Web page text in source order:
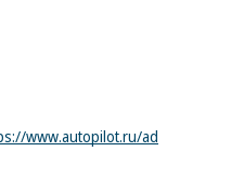
www.autopilot.ru/ad